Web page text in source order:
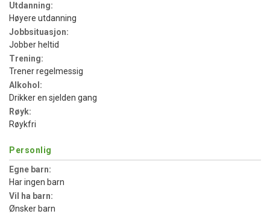
Utdanning:
Høyere utdanning
Jobbsituasjon:
Jobber heltid
Trening:
Trener regelmessig
Alkohol:
Drikker en sjelden gang
Røyk:
Røykfri
Personlig
Egne barn:
Har ingen barn
Vil ha barn:
Ønsker barn